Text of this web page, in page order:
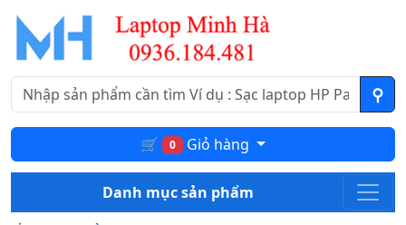
🛒 0 Giỏ hàng
Danh mục sản phẩm